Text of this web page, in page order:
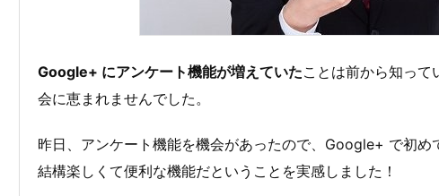
Google+ にアンケート機能が増えていたことは前から知って
会に恵まれませんでした。
昨日、アンケート機能を機会があったので、Google+ で初め
結構楽しくて便利な機能だということを実感しました！